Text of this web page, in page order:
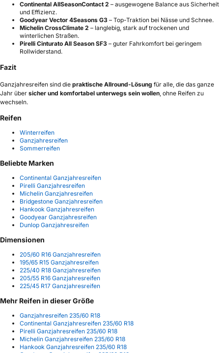
Continental AllSeasonContact 2 – ausgewogene Balance aus Sicherheit
und Effizienz.
Goodyear Vector 4Seasons G3 – Top-Traktion bei Nässe und Schnee.
Michelin CrossClimate 2 – langlebig, stark auf trockenen und
winterlichen Straßen.
Pirelli Cinturato All Season SF3 – guter Fahrkomfort bei geringem
Rollwiderstand.
Fazit
Ganzjahresreifen sind die praktische Allround-Lösung für alle, die das ganze
Jahr über sicher und komfortabel unterwegs sein wollen, ohne Reifen zu
wechseln.
Reifen
Winterreifen
Ganzjahresreifen
Sommerreifen
Beliebte Marken
Continental Ganzjahresreifen
Pirelli Ganzjahresreifen
Michelin Ganzjahresreifen
Bridgestone Ganzjahresreifen
Hankook Ganzjahresreifen
Goodyear Ganzjahresreifen
Dunlop Ganzjahresreifen
Dimensionen
205/60 R16 Ganzjahresreifen
195/65 R15 Ganzjahresreifen
225/40 R18 Ganzjahresreifen
205/55 R16 Ganzjahresreifen
225/45 R17 Ganzjahresreifen
Mehr Reifen in dieser Größe
Ganzjahresreifen 235/60 R18
Continental Ganzjahresreifen 235/60 R18
Pirelli Ganzjahresreifen 235/60 R18
Michelin Ganzjahresreifen 235/60 R18
Hankook Ganzjahresreifen 235/60 R18